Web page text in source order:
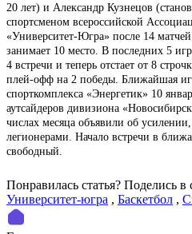
20 лет) и Александр Кузнецов
спортсменом всероссийской
«Университет-Югра» после 14
занимает 10 место. В последних 5
4 встречи и теперь отстает от 8
плей-офф на 2 победы. Ближайшая
спорткомплекса «Энергетик» 10
аутсайдеров дивизиона
числах месяца объявили об
легионерами. Начало встречи в
свободный.
Понравилась статья? Поделиcь в
Университет-югра , Баскетбол ,